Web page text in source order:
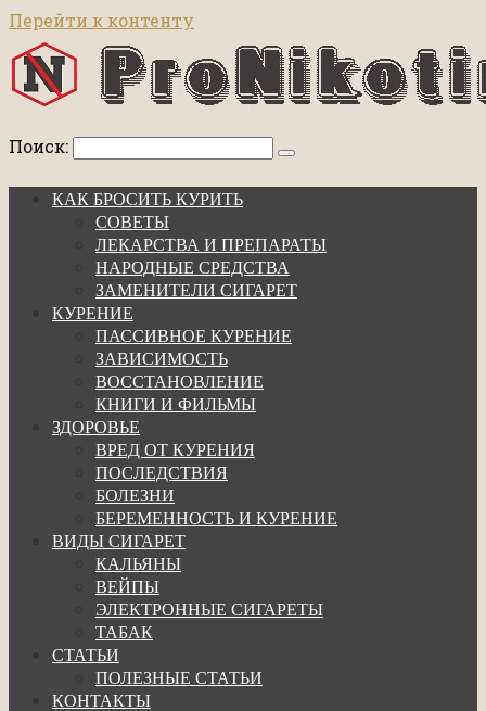
Перейти к контенту
Поиск:
КАК БРОСИТЬ КУРИТЬ
СОВЕТЫ
ЛЕКАРСТВА И ПРЕПАРАТЫ
НАРОДНЫЕ СРЕДСТВА
ЗАМЕНИТЕЛИ СИГАРЕТ
КУРЕНИЕ
ПАССИВНОЕ КУРЕНИЕ
ЗАВИСИМОСТЬ
ВОССТАНОВЛЕНИЕ
КНИГИ И ФИЛЬМЫ
ЗДОРОВЬЕ
ВРЕД ОТ КУРЕНИЯ
ПОСЛЕДСТВИЯ
БОЛЕЗНИ
БЕРЕМЕННОСТЬ И КУРЕНИЕ
ВИДЫ СИГАРЕТ
КАЛЬЯНЫ
ВЕЙПЫ
ЭЛЕКТРОННЫЕ СИГАРЕТЫ
ТАБАК
СТАТЬИ
ПОЛЕЗНЫЕ СТАТЬИ
КОНТАКТЫ